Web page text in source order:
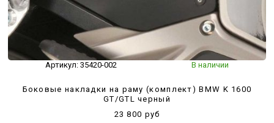
Артикул: 35420-002 В наличии
Боковые накладки на раму (комплект) BMW K 1600
GT/GTL черный
23 800 руб